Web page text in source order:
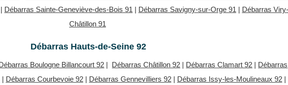
| Débarras Sainte-Geneviève-des-Bois 91 | Débarras Savigny-sur-Orge 91 | Débarras Viry-
Châtillon 91
Débarras Hauts-de-Seine 92
Boulogne Billancourt 92 | Débarras Châtillon 92 | Débarras Clamart 92 | Débarras
| Débarras Courbevoie 92| Débarras Gennevilliers 92| Débarras Issy-les-Moulineaux 92|